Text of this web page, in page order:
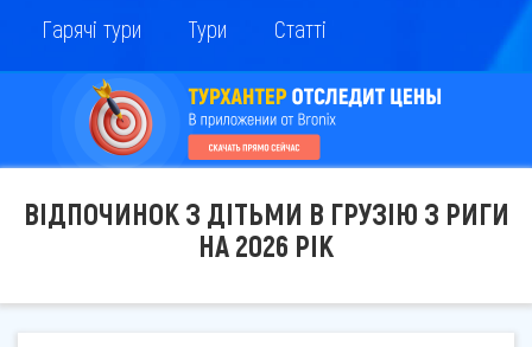
Гарячі тури Тури Статті
ВІДПОЧИНОК З ДІТЬМИ В ГРУЗІЮ З РИГИ
НА 2026 РІК